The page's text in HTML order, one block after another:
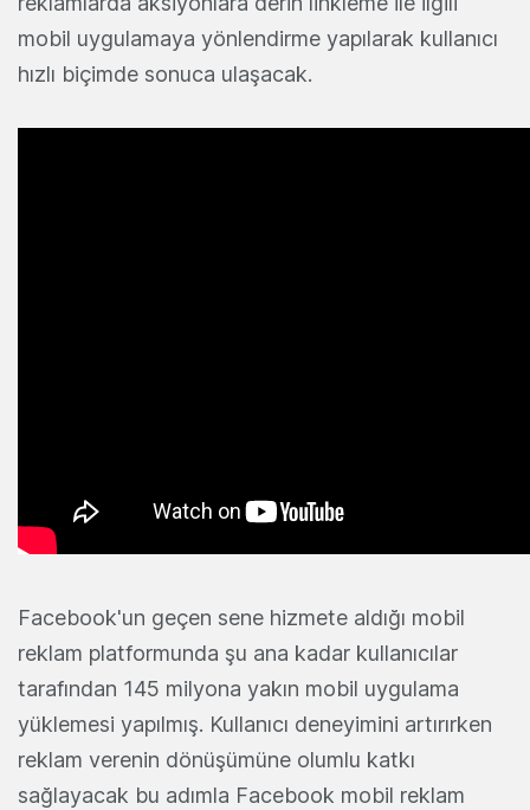
mobil uygulamaya yönlendirme yapılarak kullanıcı
hızlı biçimde sonuca ulaşacak.
Facebook'un geçen sene hizmete aldığı mobil
reklam platformunda şu ana kadar kullanıcılar
tarafından 145 milyona yakın mobil uygulama
yüklemesi yapılmış. Kullanıcı deneyimini artırırken
reklam verenin dönüşümüne olumlu katkı
sağlayacak bu adımla Facebook mobil reklam